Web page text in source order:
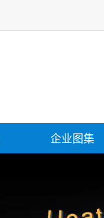
企业图集